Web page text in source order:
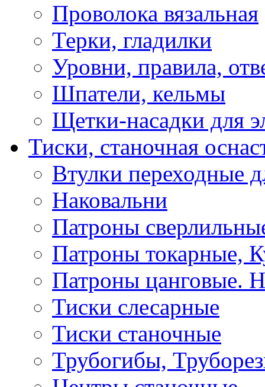
Проволока вязальная
Терки, гладилки
Уровни, правила,
Шпатели, кельмы
Щетки-насадки для
Тиски, станочная
Втулки переходные
Наковальни
Патроны
Патроны токарные,
Патроны цанговые.
Тиски слесарные
Тиски станочные
Трубогибы,